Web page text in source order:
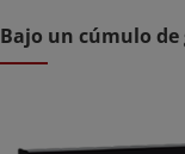
Bajo un cúmulo